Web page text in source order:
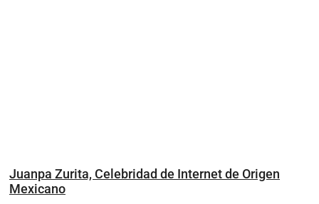
Juanpa Zurita, Celebridad de Internet de Origen
Mexicano